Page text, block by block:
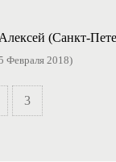
(Санкт-
Февраля 2018)
3